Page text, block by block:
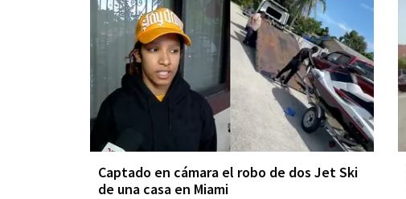
Captado en cámara el robo de dos Jet Ski
de una casa en Miami